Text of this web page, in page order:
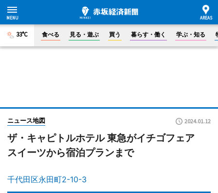
33°C 食べる 見る・遊ぶ 買う 暮らす・働く 学ぶ・知る
ニュース地図 2024.01.12
ザ・キャピトルホテル 東急がイチゴフェア
スイーツから宿泊プランまで
千代田区永田町2-10-3